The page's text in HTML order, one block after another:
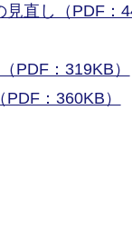
直し（PDF：
：319KB）
：360KB）